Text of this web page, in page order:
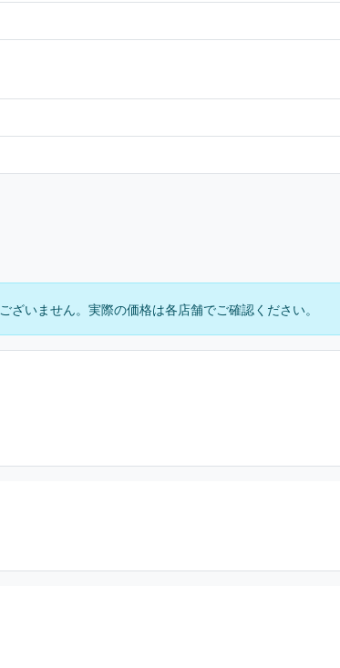
いません。実際の価格は各店舗でご確認ください。